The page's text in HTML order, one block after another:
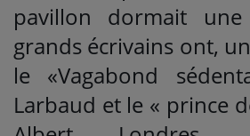
pavillon dormait
grands écrivains ont,
le «Vagabond
Larbaud et le « prince